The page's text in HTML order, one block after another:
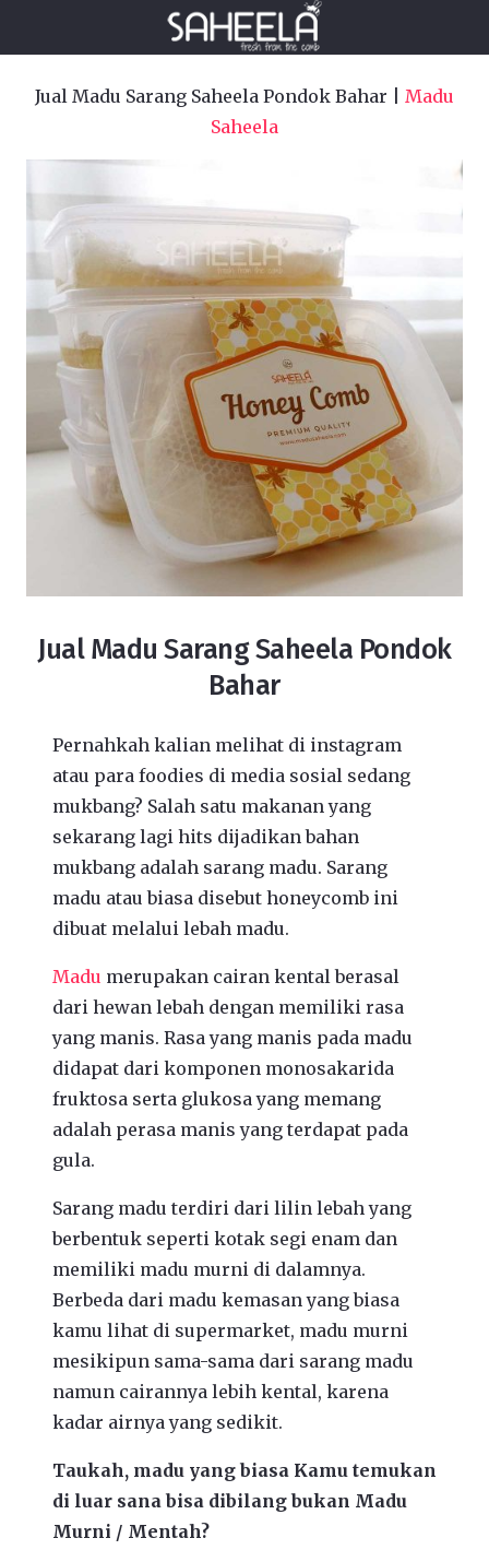
Jual Madu Sarang Saheela Pondok Bahar | Madu
Saheela
Jual Madu Sarang Saheela Pondok
Bahar
Pernahkah kalian melihat di instagram
atau para foodies di media sosial sedang
mukbang? Salah satu makanan yang
sekarang lagi hits dijadikan bahan
mukbang adalah sarang madu. Sarang
madu atau biasa disebut honeycomb ini
dibuat melalui lebah madu.
Madu merupakan cairan kental berasal
dari hewan lebah dengan memiliki rasa
yang manis. Rasa yang manis pada madu
didapat dari komponen monosakarida
fruktosa serta glukosa yang memang
adalah perasa manis yang terdapat pada
gula.
Sarang madu terdiri dari lilin lebah yang
berbentuk seperti kotak segi enam dan
memiliki madu murni di dalamnya.
Berbeda dari madu kemasan yang biasa
kamu lihat di supermarket, madu murni
mesikipun sama-sama dari sarang madu
namun cairannya lebih kental, karena
kadar airnya yang sedikit.
Taukah, madu yang biasa Kamu temukan
di luar sana bisa dibilang bukan Madu
Murni / Mentah?